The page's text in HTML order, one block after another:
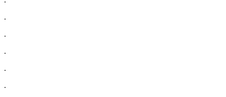
.
.
.
.
.